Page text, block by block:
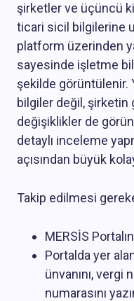
şirketler ve üçüncü
ticari sicil bilgilerine
platform üzerinden
sayesinde işletme
şekilde görüntülenir.
bilgiler değil, şirketin
değişiklikler de
detaylı inceleme
açısından büyük
Takip edilmesi
MERSİS
Portalda yer
ünvanını, vergi
numarasını